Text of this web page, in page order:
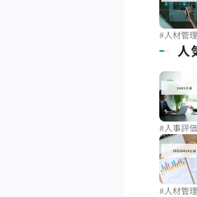
#人材管理
人
#人事評価
#人材管理